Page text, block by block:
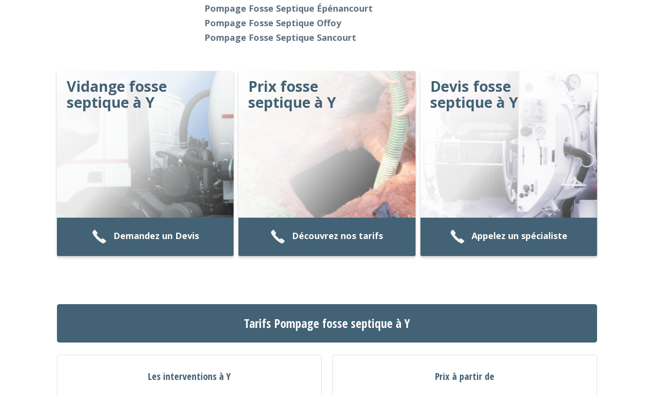
Pompage Fosse Septique Épénancourt
Pompage Fosse Septique Offoy
Pompage Fosse Septique Sancourt
Vidange fosse
septique à Y
Demandez un Devis
Prix fosse
septique à Y
Découvrez nos tarifs
Devis fosse
septique à Y
Appelez un spécialiste
Tarifs Pompage fosse septique à Y
Les interventions à Y Prix à partir de